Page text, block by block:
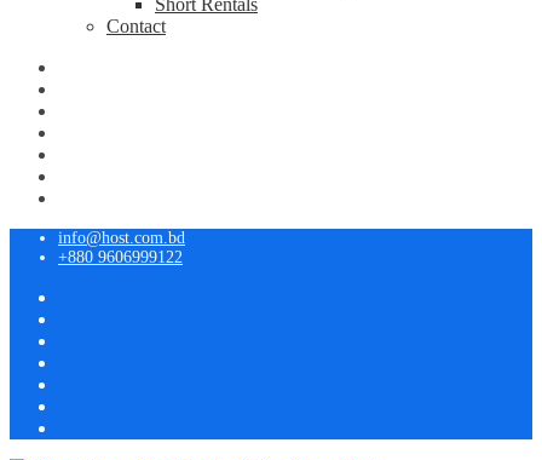
Short Rentals
Contact
info@host.com.bd
+880 9606999122